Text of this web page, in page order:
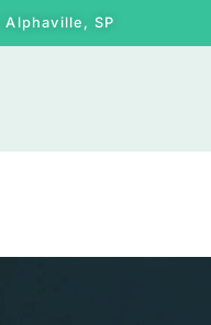
Alphaville, SP